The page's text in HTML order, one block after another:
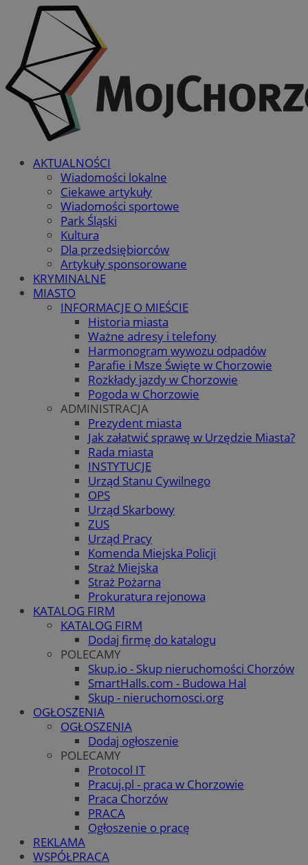
AKTUALNOŚCI
Wiadomości lokalne
Ciekawe artykuły
Wiadomości sportowe
Park Śląski
Kultura
Dla przedsiębiorców
Artykuły sponsorowane
KRYMINALNE
MIASTO
INFORMACJE O MIEŚCIE
Historia miasta
Ważne adresy i telefony
Harmonogram wywozu odpadów
Parafie i Msze Święte w Chorzowie
Rozkłady jazdy w Chorzowie
Pogoda w Chorzowie
ADMINISTRACJA
Prezydent miasta
Jak załatwić sprawę w Urzędzie Miasta?
Rada miasta
INSTYTUCJE
Urząd Stanu Cywilnego
OPS
Urząd Skarbowy
ZUS
Urząd Pracy
Komenda Miejska Policji
Straż Miejska
Straż Pożarna
Prokuratura rejonowa
KATALOG FIRM
KATALOG FIRM
Dodaj firmę do katalogu
POLECAMY
Skup.io - Skup nieruchomości Chorzów
SmartHalls.com - Budowa Hal
Skup - nieruchomosci.org
OGŁOSZENIA
OGŁOSZENIA
Dodaj ogłoszenie
POLECAMY
Protocol IT
Pracuj.pl - praca w Chorzowie
Praca Chorzów
PRACA
Ogłoszenie o pracę
REKLAMA
WSPÓŁPRACA